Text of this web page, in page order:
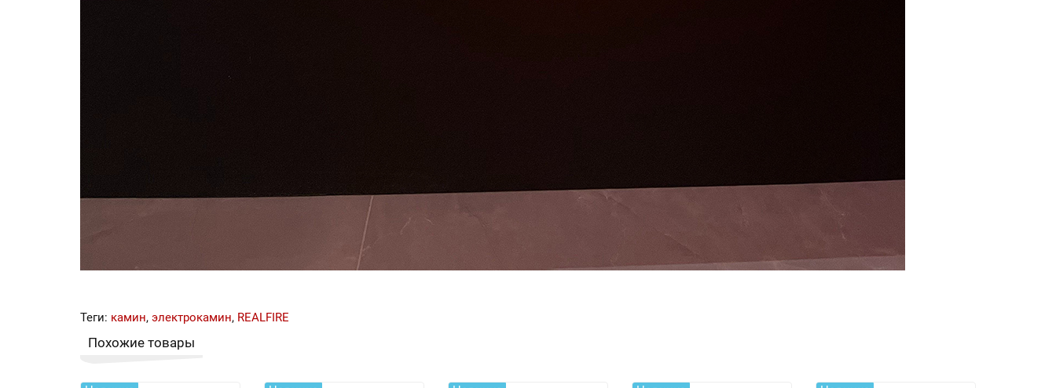
Теги: камин, электрокамин, REALFIRE
Похожие товары